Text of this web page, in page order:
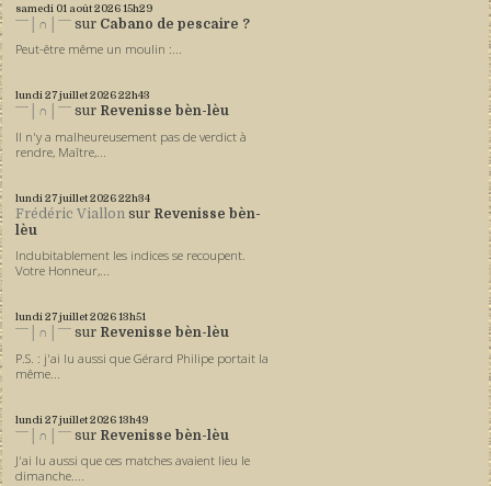
samedi 01 août 202615h29
ˉˉˉ│∩│ˉˉˉ sur Cabano de pescaire ?
Peut-être même un moulin :...
lundi 27juillet 202622h43
ˉˉˉ│∩│ˉˉˉ sur Revenisse bèn-lèu
Il n'y a malheureusement pas de verdict à
rendre, Maître,...
lundi 27juillet 202622h34
Frédéric Viallon sur Revenisse bèn-
lèu
Indubitablement les indices se recoupent.
Votre Honneur,...
lundi 27juillet 202613h51
ˉˉˉ│∩│ˉˉˉ sur Revenisse bèn-lèu
P.S. : j'ai lu aussi que Gérard Philipe portait la
même...
lundi 27juillet 202613h49
ˉˉˉ│∩│ˉˉˉ sur Revenisse bèn-lèu
J'ai lu aussi que ces matches avaient lieu le
dimanche....